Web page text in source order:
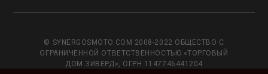
© SYNERGOSMOTO.COM 2008-2022 ОБЩЕСТВО С
ОГРАНИЧЕННОЙ ОТВЕТСТВЕННОСТЬЮ «ТОРГОВЫЙ
ДОМ ЗИВЕРД», ОГРН 1147746441204